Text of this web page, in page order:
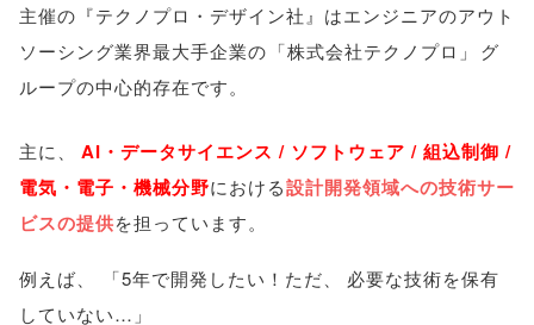
主催の『テクノプロ・デザイン社』はエンジニアのアウト
ソーシング業界最大手企業の 「株式会社テクノプロ 」
グ
ループの中心的存在です。
主に、
AI・データサイエンス / ソフトウェア / 組込制御 /
電気・電子・機械分野における設計開発領域への技術サー
ビスの提供を担っています。
例えば、 「5年で開発したい！ただ、
必要な技術を保有
していない… 」